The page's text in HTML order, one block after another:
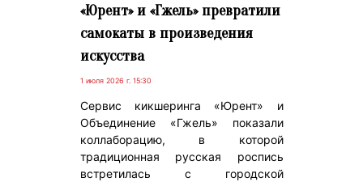
«Юрент» и «Гжель» превратили
самокаты в произведения
искусства
1 июля 2026 г. 15:30
Сервис кикшеринга «Юрент» и
Объединение «Гжель» показали
коллаборацию, в которой
традиционная русская роспись
встретилась с городской